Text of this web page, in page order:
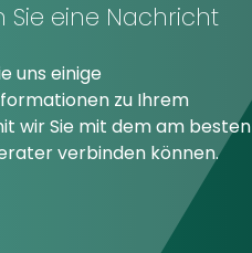
Sie eine Nachricht
uns einige
zu Ihrem
wir Sie mit dem am besten
verbinden können.